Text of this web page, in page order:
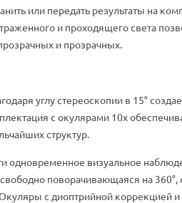
или передать результаты на
и проходящего света
и прозрачных.
углу стереоскопии в 15°
с окулярами 10x
структур.
визуальное
поворачивающаяся на 360°,
с диоптрийной коррекцией